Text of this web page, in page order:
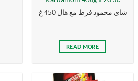
شاي محمود فرط مع هال 450 غ
READ MORE